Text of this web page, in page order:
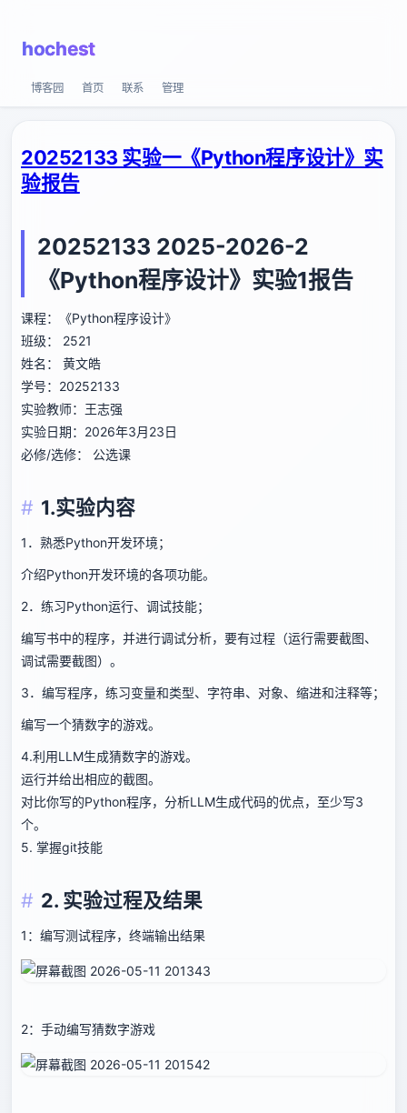
hochest
博客园 首页 联系 管理
20252133 实验一《Python程序设计》实
验报告
20252133 2025-2026-2
《Python程序设计》实验1报告
课程：《Python程序设计》
班级： 2521
姓名： 黄文皓
学号：20252133
实验教师：王志强
实验日期：2026年3月23日
必修/选修： 公选课
1.实验内容
1．熟悉Python开发环境；
介绍Python开发环境的各项功能。
2．练习Python运行、调试技能；
编写书中的程序，并进行调试分析，要有过程（运行需要截图、
调试需要截图）。
3．编写程序，练习变量和类型、字符串、对象、缩进和注释等；
编写一个猜数字的游戏。
4.利用LLM生成猜数字的游戏。
运行并给出相应的截图。
对比你写的Python程序，分析LLM生成代码的优点，至少写3
个。
5. 掌握git技能
2. 实验过程及结果
1：编写测试程序，终端输出结果
2：手动编写猜数字游戏